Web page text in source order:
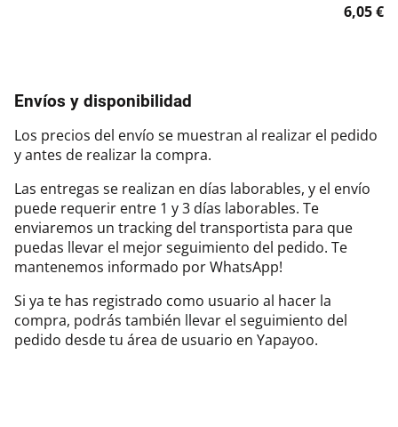
6,05 €
Envíos y disponibilidad
Los precios del envío se muestran al realizar el pedido
y antes de realizar la compra.
Las entregas se realizan en días laborables, y el envío
puede requerir entre 1 y 3 días laborables. Te
enviaremos un tracking del transportista para que
puedas llevar el mejor seguimiento del pedido. Te
mantenemos informado por WhatsApp!
Si ya te has registrado como usuario al hacer la
compra, podrás también llevar el seguimiento del
pedido desde tu área de usuario en Yapayoo.